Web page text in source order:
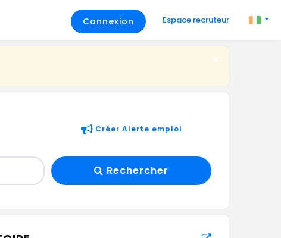
Connexion Espace recruteur
Créer Alerte emploi
Rechercher